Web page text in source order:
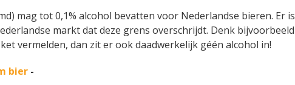
mag tot 0,1% alcohol bevatten voor Nederlandse bieren. Er is
markt dat deze grens overschrijdt. Denk bijvoorbeeld
vermelden, dan zit er ook daadwerkelijk géén alcohol in!
bier-